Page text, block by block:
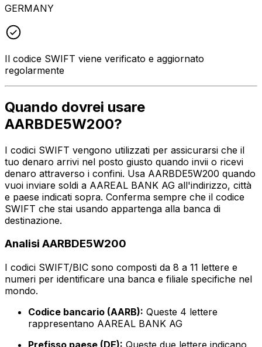
GERMANY
Il codice SWIFT viene verificato e aggiornato
regolarmente
Quando dovrei usare
AARBDE5W200?
I codici SWIFT vengono utilizzati per assicurarsi che il
tuo denaro arrivi nel posto giusto quando invii o ricevi
denaro attraverso i confini. Usa AARBDE5W200 quando
vuoi inviare soldi a AAREAL BANK AG all'indirizzo, città
e paese indicati sopra. Conferma sempre che il codice
SWIFT che stai usando appartenga alla banca di
destinazione.
Analisi AARBDE5W200
I codici SWIFT/BIC sono composti da 8 a 11 lettere e
numeri per identificare una banca e filiale specifiche nel
mondo.
Codice bancario (AARB): Queste 4 lettere
rappresentano AAREAL BANK AG